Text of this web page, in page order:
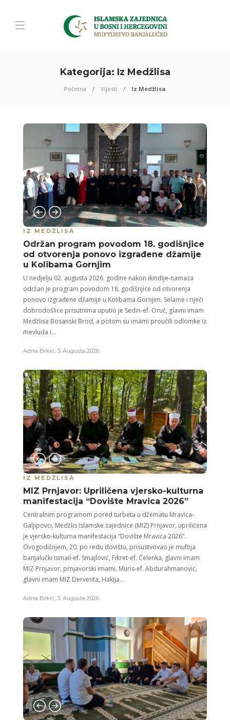
Kategorija: Iz Medžlisa
Početna Vijesti Iz Medžlisa
IZ MEDŽLISA
Održan program povodom 18. godišnjice
od otvorenja ponovo izgrađene džamije
u Kolibama Gornjim
U nedjelju 02. augusta 2026. godine nakon ikindije-namaza
održan je program povodom 18. godišnjice od otvorenja
ponovo izgrađene džamije u Kolibama Gornjim. Selame i riječi
dobrodošlice prisutnima uputio je Sedin-ef. Oruč, glavni imam
Medžlisa Bosanski Brod, a potom su imami proučili odlomke iz
mevluda i...
Adna Brkić, 3. Augusta 2026.
IZ MEDŽLISA
MIZ Prnjavor: Upriličena vjersko-kulturna
manifestacija “Dovište Mravica 2026”
Centralnim programom pored turbeta u džematu Mravica-
Galjipovci, Medžlis Islamske zajednice (MIZ) Prnjavor, upriličena
je vjersko-kulturna manifestacija “Dovište Mravica 2026”.
Ovogodišnjem, 20. po redu dovištu, prisustvovao je muftija
banjalučki Ismail-ef. Smajlović, Fikret-ef. Čelenka, glavni imam
MIZ Prnjavor, prnjavorski imami, Muris-ef. Abdurahmanović,
glavni imam MIZ Derventa, Hakija...
Adna Brkić 3. Augusta 2026.